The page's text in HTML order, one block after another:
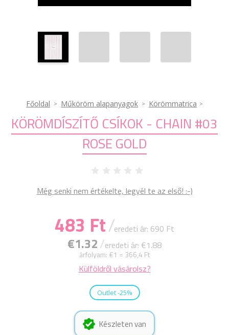
Főoldal Műköröm alapanyagok Körömmatrica
KÖRÖMDÍSZÍTŐ CSÍKOK - CHAIN #03
ROSE GOLD
Még senki nem értékelte, legyél te az első! :-)
483 Ft/eredeti ár: 690 Ft
€1.32/eredeti ár: €1.88
árfolyam: €1 = 366,4 Ft
Külföldről vásárolsz?
Outlet -25%
Készleten van